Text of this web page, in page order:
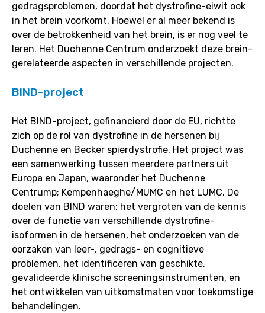
gedragsproblemen, doordat het dystrofine-eiwit ook
in het brein voorkomt. Hoewel er al meer bekend is
over de betrokkenheid van het brein, is er nog veel te
leren. Het Duchenne Centrum onderzoekt deze brein-
gerelateerde aspecten in verschillende projecten.
BIND-project
Het BIND-project, gefinancierd door de EU, richtte
zich op de rol van dystrofine in de hersenen bij
Duchenne en Becker spierdystrofie. Het project was
een samenwerking tussen meerdere partners uit
Europa en Japan, waaronder het Duchenne
Centrump; Kempenhaeghe/MUMC en het LUMC. De
doelen van BIND waren: het vergroten van de kennis
over de functie van verschillende dystrofine-
isoformen in de hersenen, het onderzoeken van de
oorzaken van leer-, gedrags- en cognitieve
problemen, het identificeren van geschikte,
gevalideerde klinische screeningsinstrumenten, en
het ontwikkelen van uitkomstmaten voor toekomstige
behandelingen.